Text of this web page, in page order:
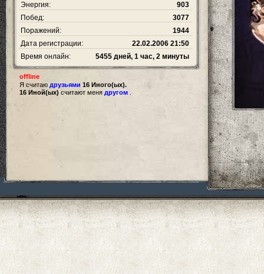
Энергия:
903
Побед:
3077
Поражений:
1944
Дата регистрации:
22.02.2006 21:50
Время онлайн:
5455 дней, 1 час, 2 минуты
offline
Я считаю друзьями 16 Иного(ых).
16 Иной(ых) считают меня другом